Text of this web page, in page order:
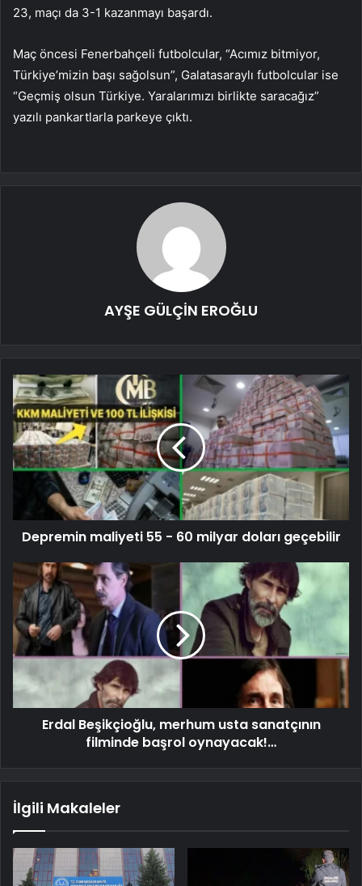
23, maçı da 3-1 kazanmayı başardı.
Maç öncesi Fenerbahçeli futbolcular, “Acımız bitmiyor,
Türkiye’mizin başı sağolsun”, Galatasaraylı futbolcular ise
“Geçmiş olsun Türkiye. Yaralarımızı birlikte saracağız”
yazılı pankartlarla parkeye çıktı.
AYŞE GÜLÇİN EROĞLU
Depremin maliyeti 55 - 60 milyar doları geçebilir
Erdal Beşikçioğlu, merhum usta sanatçının
filminde başrol oynayacak!…
İlgili Makaleler